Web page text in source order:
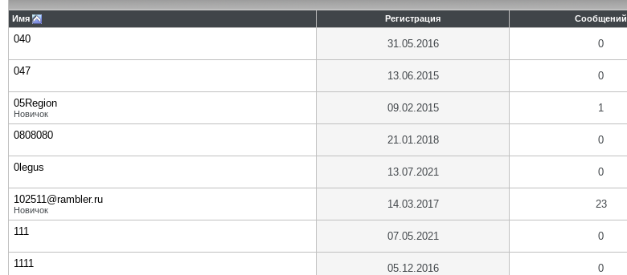
Имя Регистрация Сообщений
040 31.05.2016 0
047 13.06.2015 0
05Region
Новичок 09.02.2015 1
0808080 21.01.2018 0
0legus 13.07.2021 0
102511@rambler.ru
Новичок 14.03.2017 23
111 07.05.2021 0
1111 05.12.2016 0